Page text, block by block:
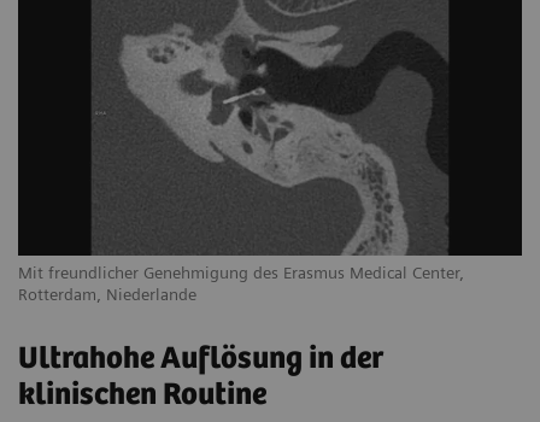
Mit freundlicher Genehmigung des Erasmus Medical Center,
Rotterdam, Niederlande
Ultrahohe Auflösung in der
klinischen Routine